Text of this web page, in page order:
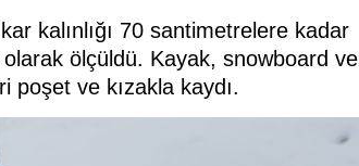
kalınlığı 70 santimetrelere kadar
olarak ölçüldü. Kayak, snowboard ve
poşet ve kızakla kaydı.